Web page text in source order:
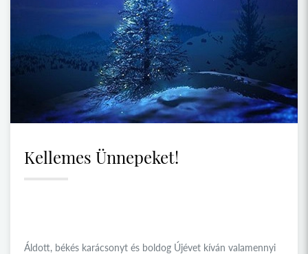
Kellemes Ünnepeket!
Áldott, békés karácsonyt és boldog Újévet kíván valamennyi